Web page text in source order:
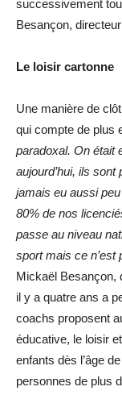
successivement
Besançon,
Le loisir cartonne
Une manière de
qui compte de plus
paradoxal. On était
aujourd’hui, ils
jamais eu aussi
80% de nos
passe au niveau
sport mais ce n’est
Mickaël Besançon,
il y a quatre ans a
coachs proposent
éducative, le loisir
enfants dès l’âge
personnes de plus